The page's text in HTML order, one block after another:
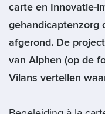
carte en Innovatie-
gehandicaptenzorg
afgerond. De
van Alphen (op de
Vilans vertellen